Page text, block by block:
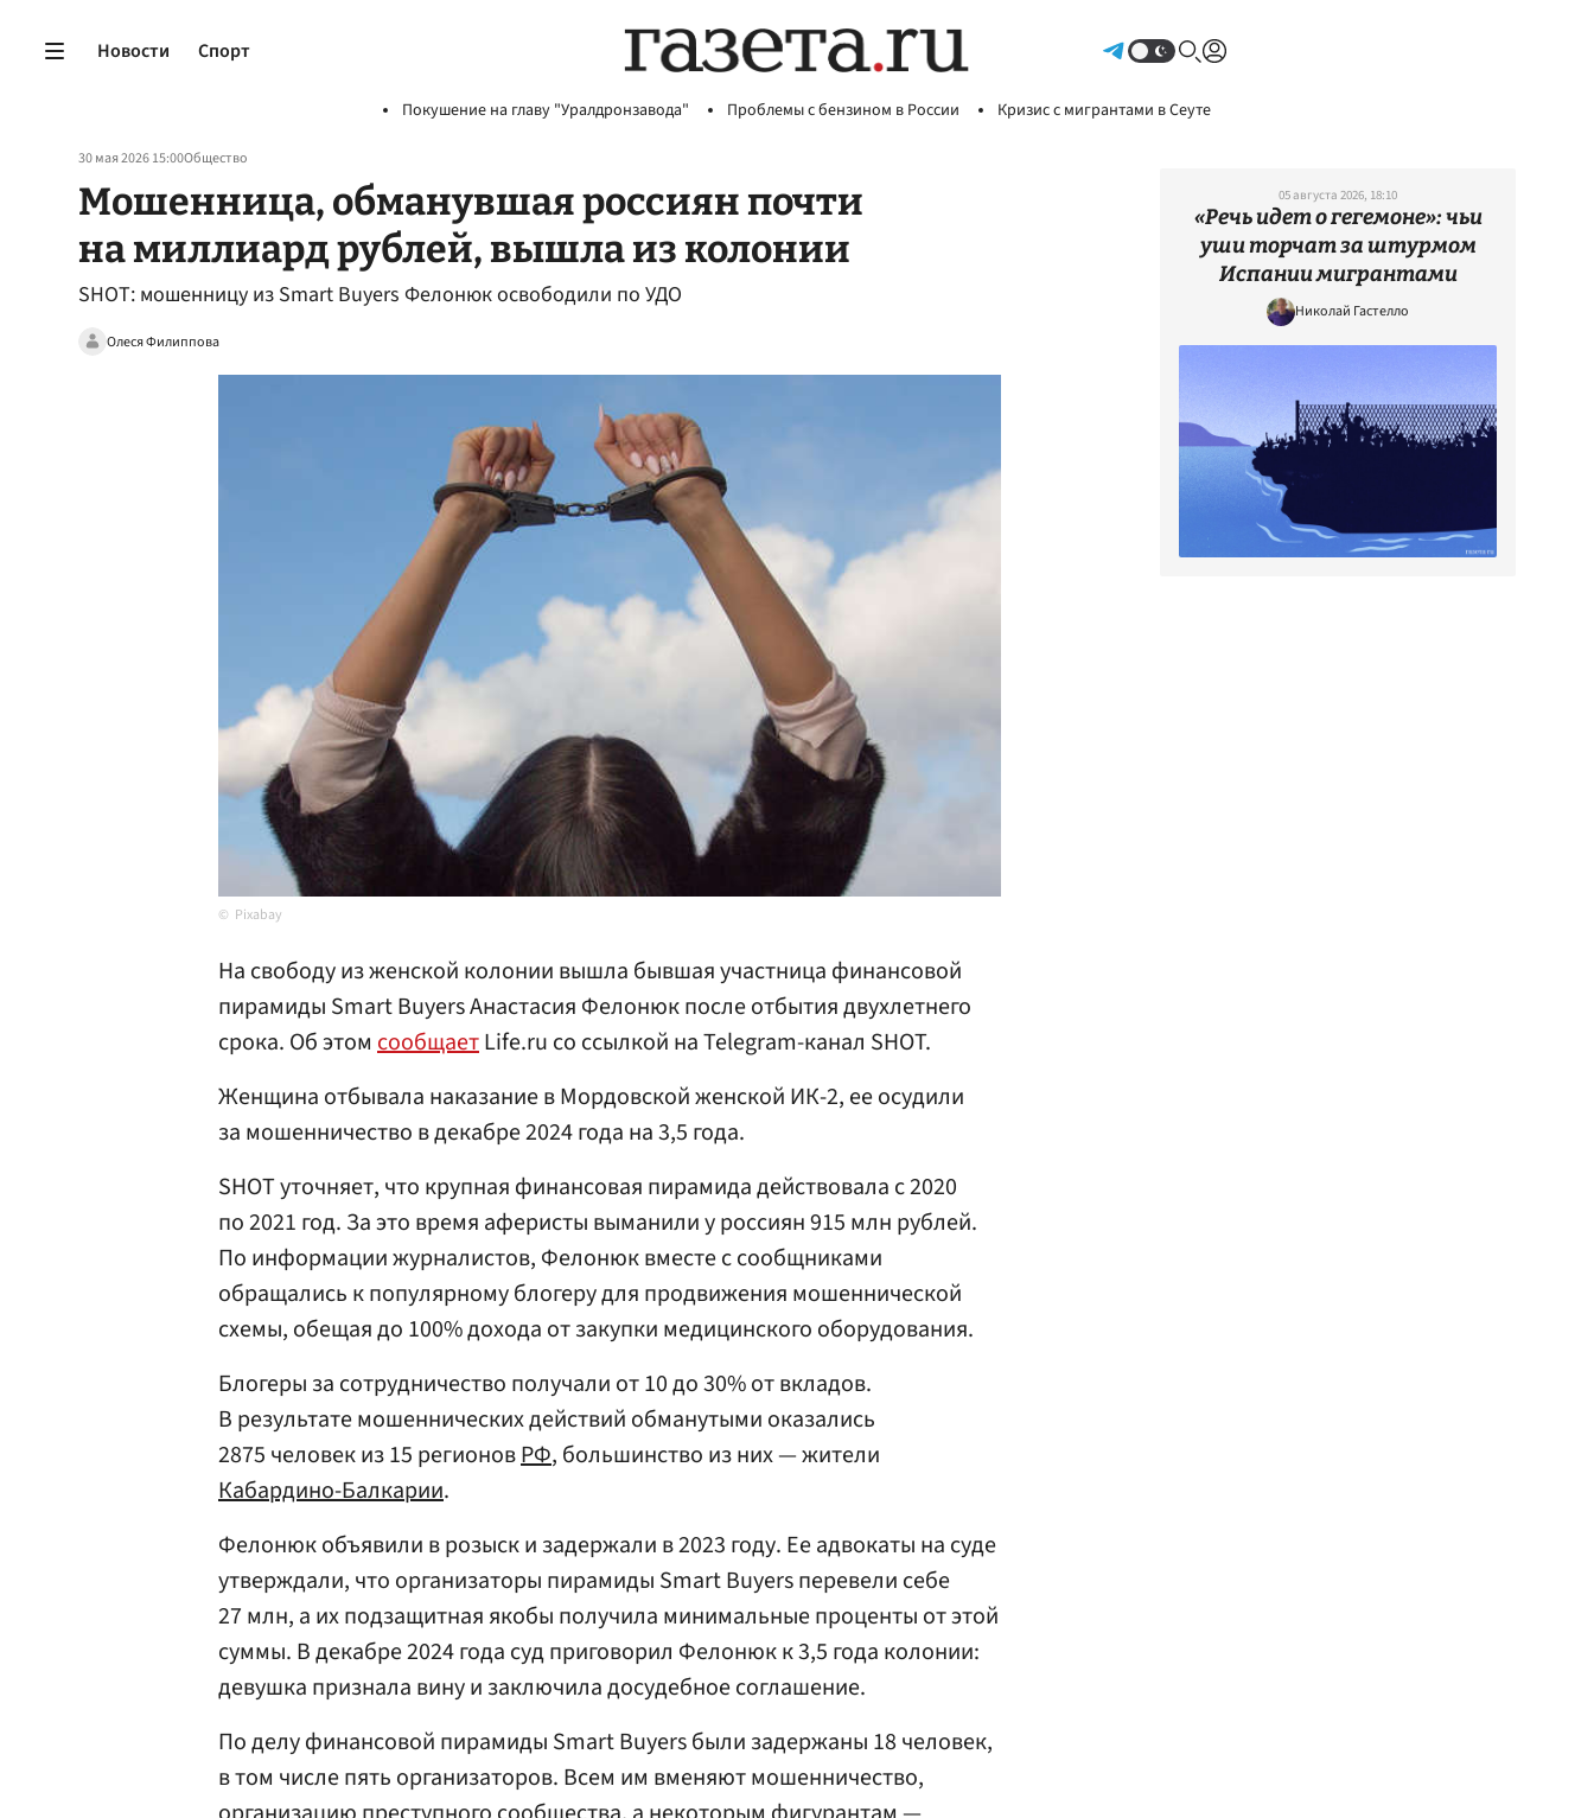
Новости Спорт
Покушение на главу "Уралдронзавода" Проблемы с бензином в России Кризис с мигрантами в Сеуте
30 мая 2026 15:00Общество
Мошенница, обманувшая россиян почти
на миллиард рублей, вышла из колонии
SHOT: мошенницу из Smart Buyers Фелонюк освободили по УДО
Олеся Филиппова
Pixabay
На свободу из женской колонии вышла бывшая участница финансовой
пирамиды Smart Buyers Анастасия Фелонюк после отбытия двухлетнего
срока. Об этом сообщаетLife.ru со ссылкой на Telegram-канал SHOT.
Женщина отбывала наказание в Мордовской женской ИК-2, ее осудили
за мошенничество в декабре 2024 года на 3,5 года.
SHOT уточняет, что крупная финансовая пирамида действовала с 2020
по 2021 год. За это время аферисты выманили у россиян 915 млн рублей.
По информации журналистов, Фелонюк вместе с сообщниками
обращались к популярному блогеру для продвижения мошеннической
схемы, обещая до 100% дохода от закупки медицинского оборудования.
Блогеры за сотрудничество получали от 10 до 30% от вкладов.
В результате мошеннических действий обманутыми оказались
2875 человек из 15 регионовРФ, большинство из них — жители
Кабардино-Балкарии.
Фелонюк объявили в розыск и задержали в 2023 году. Ее адвокаты на суде
утверждали, что организаторы пирамиды Smart Buyers перевели себе
27 млн, а их подзащитная якобы получила минимальные проценты от этой
суммы. В декабре 2024 года суд приговорил Фелонюк к 3,5 года колонии:
девушка признала вину и заключила досудебное соглашение.
По делу финансовой пирамиды Smart Buyers были задержаны 18 человек,
в том числе пять организаторов. Всем им вменяют мошенничество,
05 августа 2026, 18:10
«Речь идет о гегемоне»: чьи
уши торчат за штурмом
Испании мигрантами
Николай Гастелло